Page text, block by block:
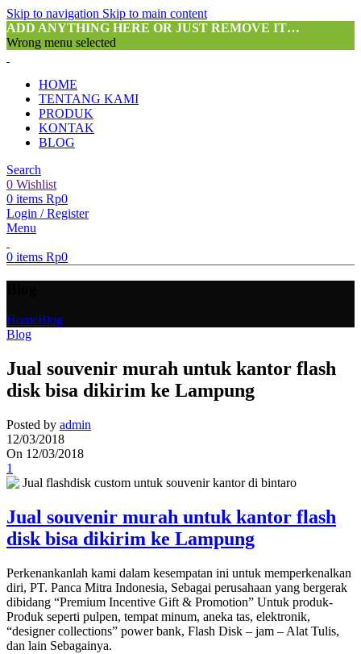
Skip to navigation Skip to main content
ADD ANYTHING HERE OR JUST REMOVE IT…
Wrong menu selected
HOME
TENTANG KAMI
PRODUK
KONTAK
BLOG
Search
0 Wishlist
0 items Rp0
Login / Register
Menu
0 items Rp0
HomeBlog
Blog
Jual souvenir murah untuk kantor flash
disk bisa dikirim ke Lampung
Posted by admin
12/03/2018
On 12/03/2018
1
Jual souvenir murah untuk kantor flash
disk bisa dikirim ke Lampung
Perkenankanlah kami dalam kesempatan ini untuk memperkenalkan
diri, PT. Panca Mitra Indonesia, Sebagai perusahaan yang bergerak
dibidang “Premium Incentive Gift & Promotion” Untuk produk-
Produk seperti pulpen, tempat minum, aneka tas, elektronik,
“designer collections” power bank, Flash Disk – jam – Alat Tulis,
dan lain Sebagainya.